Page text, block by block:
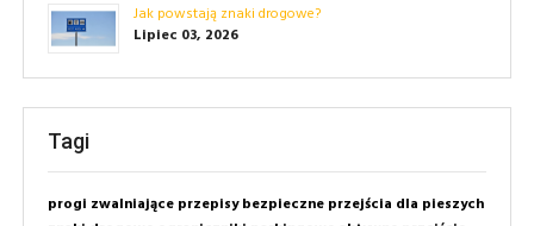
Jak powstają znaki drogowe?
Lipiec 03, 2026
Tagi
progi zwalniające przepisy bezpieczne przejścia dla pieszych